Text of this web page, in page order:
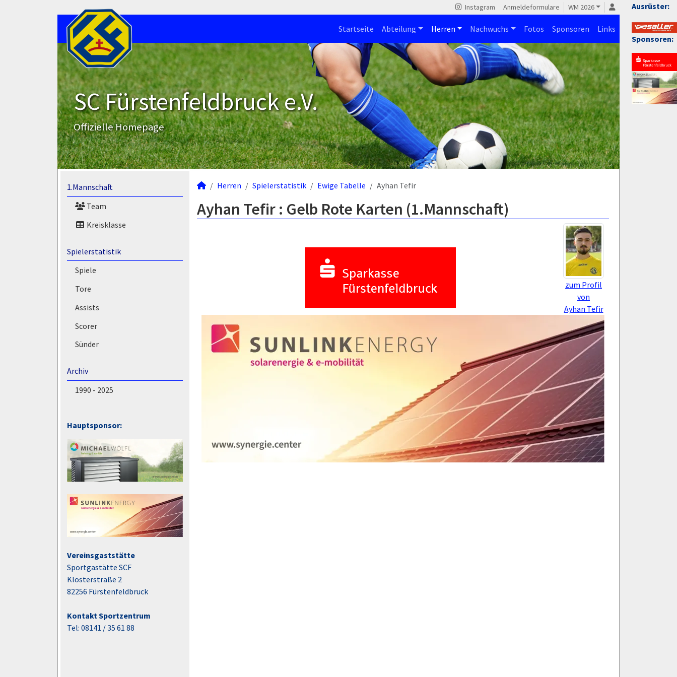
Ausrüster:
Sponsoren:
Instagram Anmeldeformulare WM 2026
Startseite Abteilung Herren Nachwuchs Fotos Sponsoren Links
SC Fürstenfeldbruck e.V.
Offizielle Homepage
1.Mannschaft
Team
Kreisklasse
Spielerstatistik
Spiele
Tore
Assists
Scorer
Sünder
Archiv
1990 - 2025
Hauptsponsor:
Vereinsgaststätte
Sportgastätte SCF
Klosterstraße 2
82256 Fürstenfeldbruck
Kontakt Sportzentrum
Tel: 08141 / 35 61 88
Herren Spielerstatistik Ewige Tabelle Ayhan Tefir
Ayhan Tefir : Gelb Rote Karten (1.Mannschaft)
zum Profil
von
Ayhan Tefir